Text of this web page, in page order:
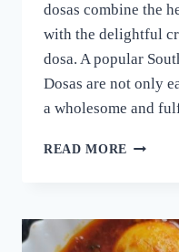
dosas combine the
with the delightful
dosa. A popular
Dosas are not only
a wholesome and
READ MORE ദോശക്ക്
കൊണ്ട്